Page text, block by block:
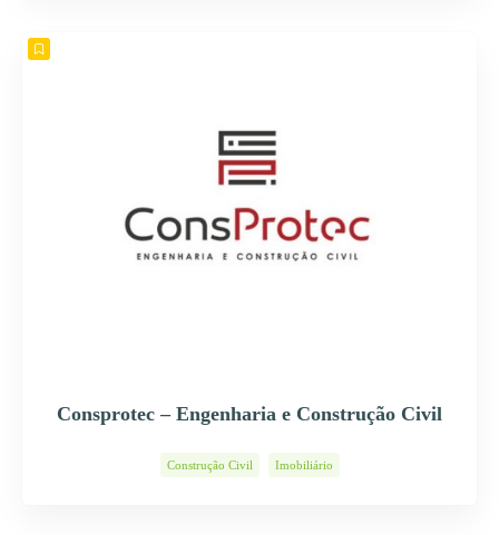
Consprotec – Engenharia e Construção Civil
Construção Civil Imobiliário